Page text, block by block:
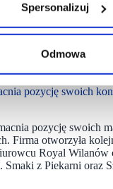
Spersonalizuj
Odmowa
Gorąco Polecam
pozycję swoich
pozycję swoich
Firma otworzyła
Royal Wilanów
Smaki z Piekarni oraz